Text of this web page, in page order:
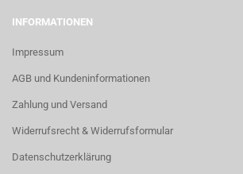
INFORMATIONEN
Impressum
AGB und Kundeninformationen
Zahlung und Versand
Widerrufsrecht & Widerrufsformular
Datenschutzerklärung